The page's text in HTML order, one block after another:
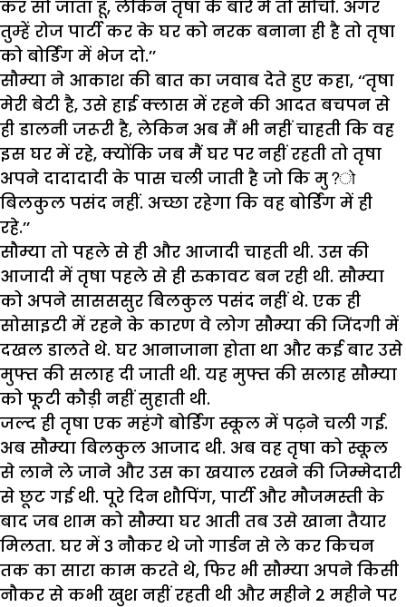
कर सो जाता हूं, लेकिन तृषा के बारे में तो सोचो. अगर
तुम्हें रोज पार्टी कर के घर को नरक बनाना ही है तो तृषा
को बोर्डिंग में भेज दो.’’
सौम्या ने आकाश की बात का जवाब देते हुए कहा, ‘‘तृषा
मेरी बेटी है, उसे हाई क्लास में रहने की आदत बचपन से
ही डालनी जरूरी है, लेकिन अब मैं भी नहीं चाहती कि वह
इस घर में रहे, क्योंकि जब मैं घर पर नहीं रहती तो तृषा
अपने दादादादी के पास चली जाती है जो कि मु?ो
बिलकुल पसंद नहीं. अच्छा रहेगा कि वह बोर्डिंग में ही
रहे.’’
सौम्या तो पहले से ही और आजादी चाहती थी. उस की
आजादी में तृषा पहले से ही रुकावट बन रही थी. सौम्या
को अपने सासससुर बिलकुल पसंद नहीं थे. एक ही
सोसाइटी में रहने के कारण वे लोग सौम्या की जिंदगी में
दखल डालते थे. घर आनाजाना होता था और कई बार उसे
मुफ्त की सलाह दी जाती थी. यह मुफ्त की सलाह सौम्या
को फूटी कौड़ी नहीं सुहाती थी.
जल्द ही तृषा एक महंगे बोर्डिंग स्कूल में पढ़ने चली गई.
अब सौम्या बिलकुल आजाद थी. अब वह तृषा को स्कूल
से लाने ले जाने और उस का खयाल रखने की जिम्मेदारी
से छूट गई थी. पूरे दिन शौपिंग, पार्टी और मौजमस्ती के
बाद जब शाम को सौम्या घर आती तब उसे खाना तैयार
मिलता. घर में 3 नौकर थे जो गार्डन से ले कर किचन
तक का सारा काम करते थे, फिर भी सौम्या अपने किसी
नौकर से कभी खुश नहीं रहती थी और महीने 2 महीने पर